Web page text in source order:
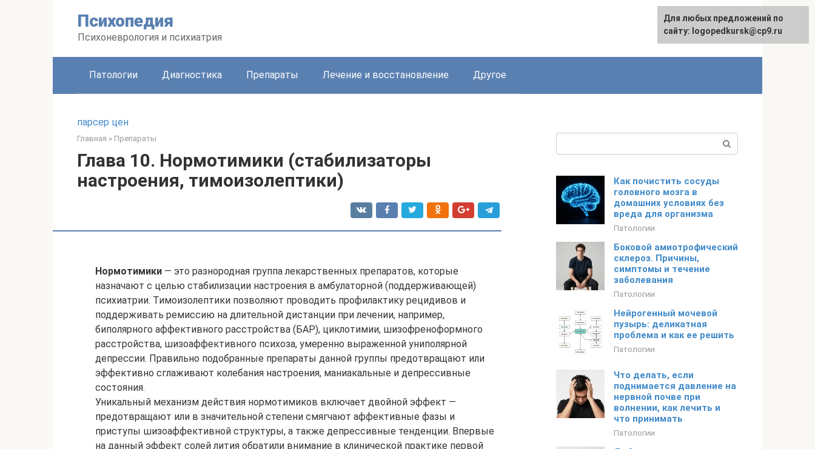
Психопедия
Психоневрология и психиатрия
Патологии Диагностика Препараты Лечение и восстановление Другое
парсер цен
Главная » Препараты
Глава 10. Нормотимики (стабилизаторы
настроения, тимоизолептики)
Нормотимики — это разнородная группа лекарственных препаратов, которые
назначают с целью стабилизации настроения в амбулаторной (поддерживающей)
психиатрии. Тимоизолептики позволяют проводить профилактику рецидивов и
поддерживать ремиссию на длительной дистанции при лечении, например,
биполярного аффективного расстройства (БАР), циклотимии, шизофреноформного
расстройства, шизоаффективного психоза, умеренно выраженной униполярной
депрессии. Правильно подобранные препараты данной группы предотвращают или
эффективно сглаживают колебания настроения, маниакальные и депрессивные
состояния.
Уникальный механизм действия нормотимиков включает двойной эффект —
предотвращают или в значительной степени смягчают аффективные фазы и
приступы шизоаффективной структуры, а также депрессивные тенденции. Впервые
на данный эффект солей лития обратили внимание в клинической практике первой
Как почистить сосуды
головного мозга в
домашних условиях без
вреда для организма
Патологии
Боковой амиотрофический
склероз. Причины,
симптомы и течение
заболевания
Патологии
Нейрогенный мочевой
пузырь: деликатная
проблема и как ее решить
Патологии
Что делать, если
поднимается давление на
нервной почве при
волнении, как лечить и
что принимать
Патологии
Для любых предложений по
сайту: logopedkursk@cp9.ru